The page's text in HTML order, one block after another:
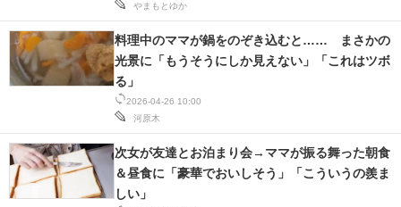
やまもとゆか
2026-04-26 10:00
河原木
料理中のママが鍋をのぞき込むと…… まさかの
光景に「もうそうにしか見えない」「これはツボ
る」
次女が友達とお泊まり会→ママが振る舞った朝食
＆昼食に「豪華でおいしそう」「こういうの羨ま
しい」